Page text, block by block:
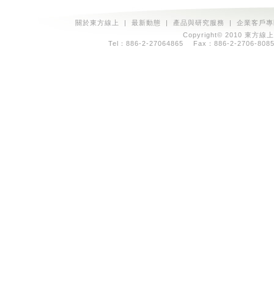
關於東方線上 | 最新動態 | 產品與研究服務 | 企業客戶
Copyright© 2010 東方線
Tel：886-2-27064865 Fax：886-2-2706-